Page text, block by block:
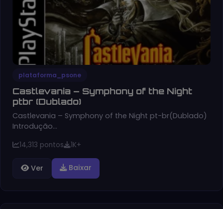
plataforma_psone
Castlevania – Symphony of the Night
ptbr (Dublado)
Castlevania – Symphony of the Night pt-br(Dublado)
Introdução…
14,313 pontos 1K+
Ver Baixar